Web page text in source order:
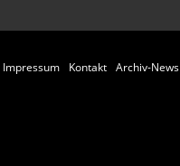
Impressum Kontakt Archiv-News